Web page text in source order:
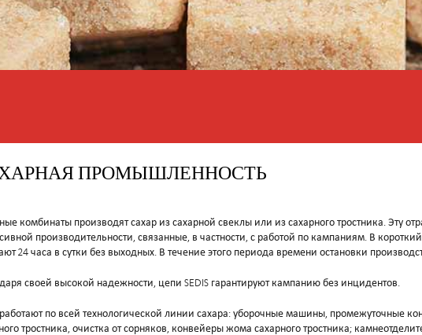
ПРОМЫШЛЕННОСТЬ
комбинаты производят сахар из сахарной свеклы или из сахарного тростника. Эту
производительности, связанные, в частности, с работой по кампаниям. В
24 часа в сутки без выходных. В течение этого периода времени остановки
своей высокой надежности, цепи SEDIS гарантируют кампанию без инцидентов.
по всей технологической линии сахара: уборочные машины, промежуточные
тростника, очистка от сорняков, конвейеры жома сахарного тростника;